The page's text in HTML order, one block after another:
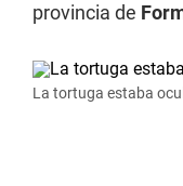
provincia de
La tortuga estaba